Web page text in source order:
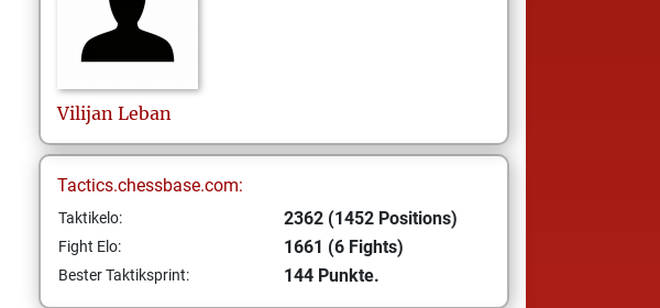
Vilijan Leban
Tactics.chessbase.com:
Taktikelo: 2362 (1452 Positions)
Fight Elo: 1661 (6 Fights)
Bester Taktiksprint: 144 Punkte.